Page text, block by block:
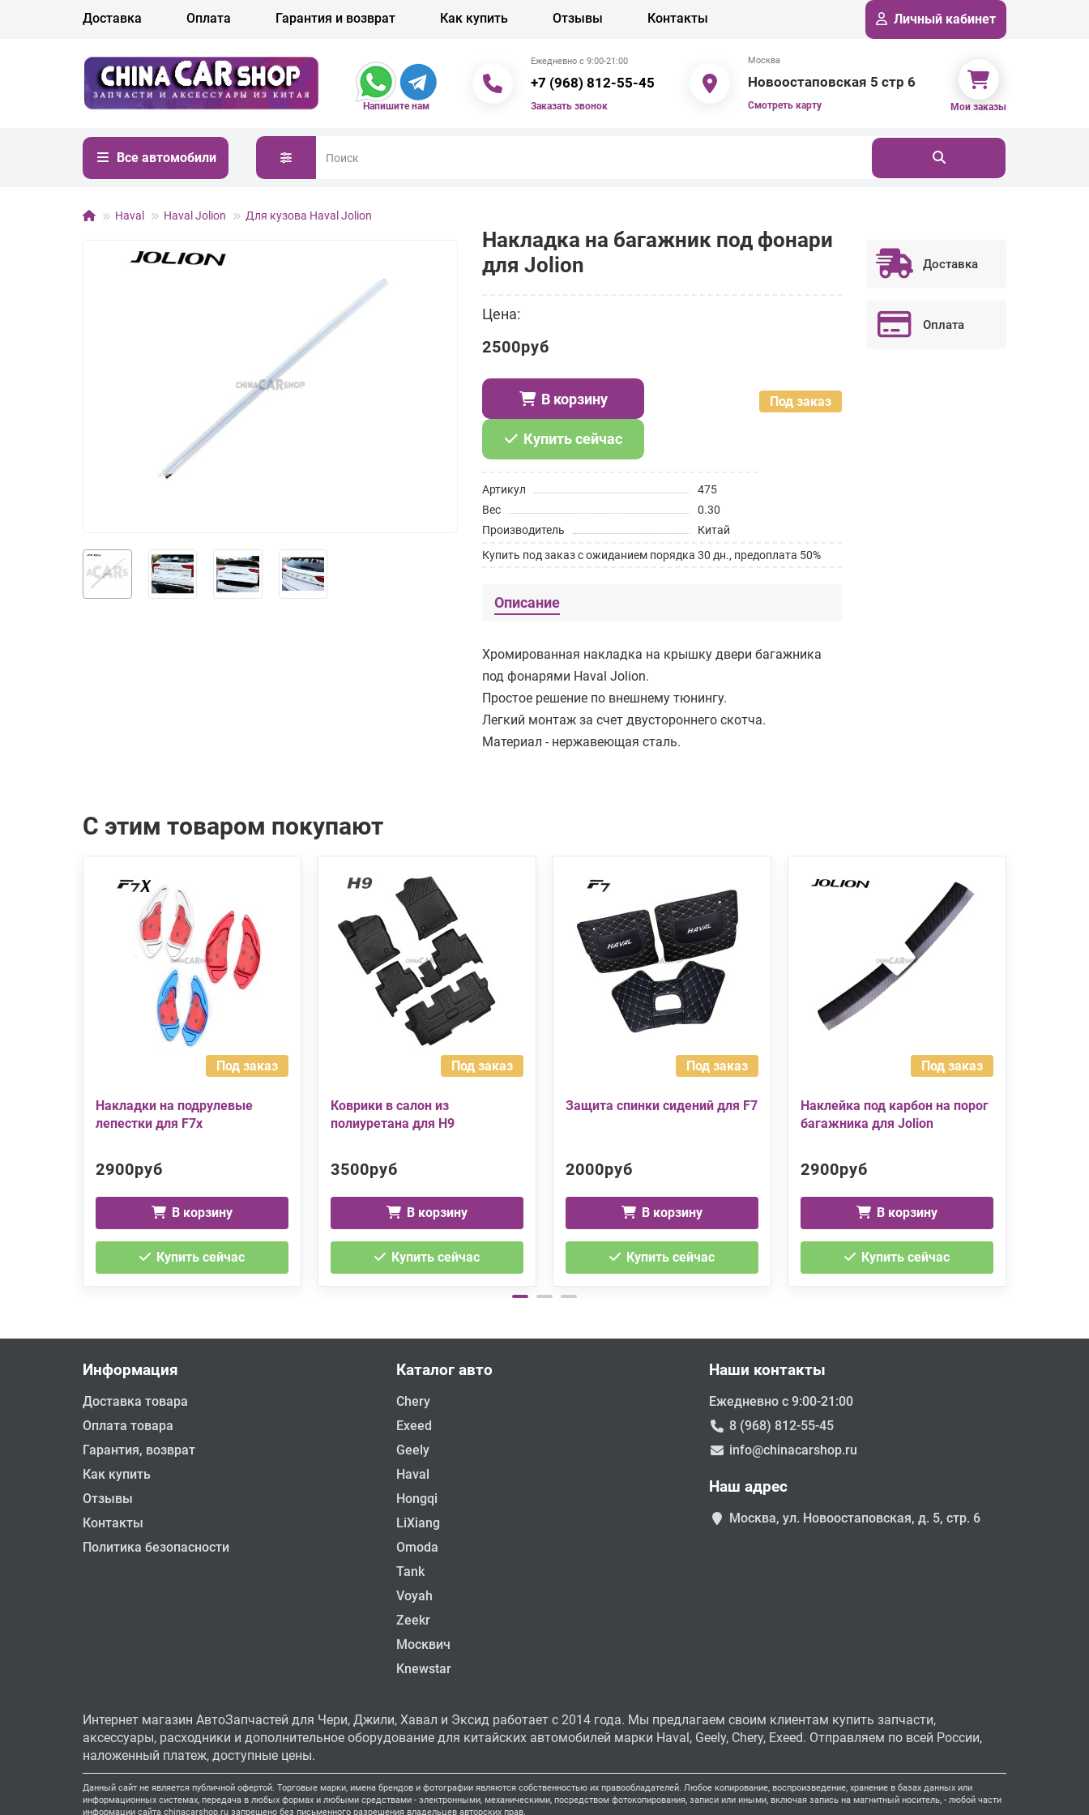
Доставка Оплата Гарантия и возврат Как купить Отзывы Контакты Личный кабинет
Напишите нам
Ежедневно с 9:00-21:00
+7 (968) 812-55-45
Заказать звонок
Москва
Новоостаповская 5 стр 6
Смотреть карту Мои заказы
Все автомобили
Haval Haval Jolion Для кузова Haval Jolion
Накладка на багажник под фонари
для Jolion
Цена:
2500руб
Под заказ
В корзину
Купить сейчас
Артикул
475
Вес
0.30
Производитель
Китай
Купить под заказ с ожиданием порядка 30 дн., предоплата 50%
Описание
Хромированная накладка на крышку двери багажника
под фонарями Haval Jolion.
Простое решение по внешнему тюнингу.
Легкий монтаж за счет двустороннего скотча.
Материал - нержавеющая сталь.
Доставка
Оплата
С этим товаром покупают
Под заказ
Накладки на подрулевые
лепестки для F7x
2900руб
В корзину
Купить сейчас
Под заказ
Коврики в салон из
полиуретана для H9
3500руб
В корзину
Купить сейчас
Под заказ
Защита спинки сидений для F7
2000руб
В корзину
Купить сейчас
Под заказ
Наклейка под карбон на порог
багажника для Jolion
2900руб
В корзину
Купить сейчас
Информация
Доставка товара
Оплата товара
Гарантия, возврат
Как купить
Отзывы
Контакты
Политика безопасности
Каталог авто
Chery
Exeed
Geely
Haval
Hongqi
LiXiang
Omoda
Tank
Voyah
Zeekr
Москвич
Knewstar
Наши контакты
Ежедневно с 9:00-21:00
8 (968) 812-55-45
info@chinacarshop.ru
Наш адрес
Москва, ул. Новоостаповская, д. 5, стр. 6
Интернет магазин АвтоЗапчастей для Чери, Джили, Хавал и Эксид работает с 2014 года. Мы предлагаем своим клиентам купить запчасти,
аксессуары, расходники и дополнительное оборудование для китайских автомобилей марки Haval, Geely, Chery, Exeed. Отправляем по всей России,
наложенный платеж, доступные цены.
Данный сайт не является публичной офертой. Торговые марки, имена брендов и фотографии являются собственностью их правообладателей. Любое копирование, воспроизведение, хранение в базах данных или
информационных системах, передача в любых формах и любыми средствами - электронными, механическими, посредством фотокопирования, записи или иными, включая запись на магнитный носитель, - любой части
информации сайта chinacarshop.ru запрещено без письменного разрешения владельцев авторских прав.